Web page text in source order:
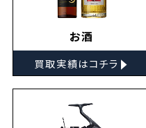
お酒
買取実績はコチラ ▸